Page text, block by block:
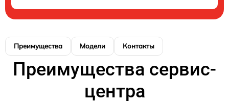
Преимущества Модели Контакты
Преимущества сервис-
центра